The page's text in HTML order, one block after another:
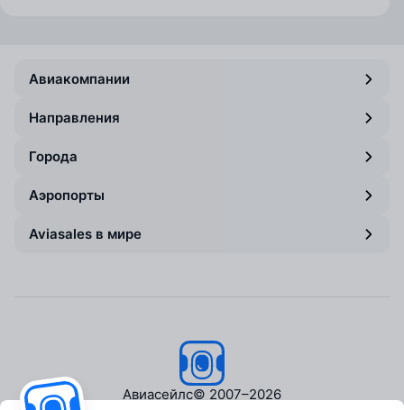
Авиакомпании
Направления
Города
Аэропорты
Aviasales в мире
Авиасейлс© 2007–2026